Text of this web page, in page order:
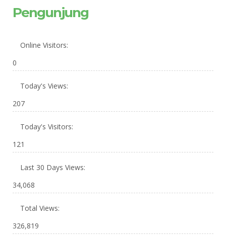
Pengunjung
Online Visitors:
0
Today's Views:
207
Today's Visitors:
121
Last 30 Days Views:
34,068
Total Views:
326,819